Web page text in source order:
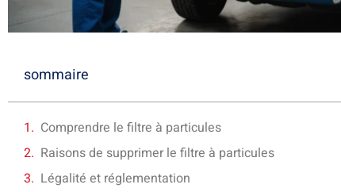
sommaire
Comprendre le filtre à particules
Raisons de supprimer le filtre à particules
Légalité et réglementation